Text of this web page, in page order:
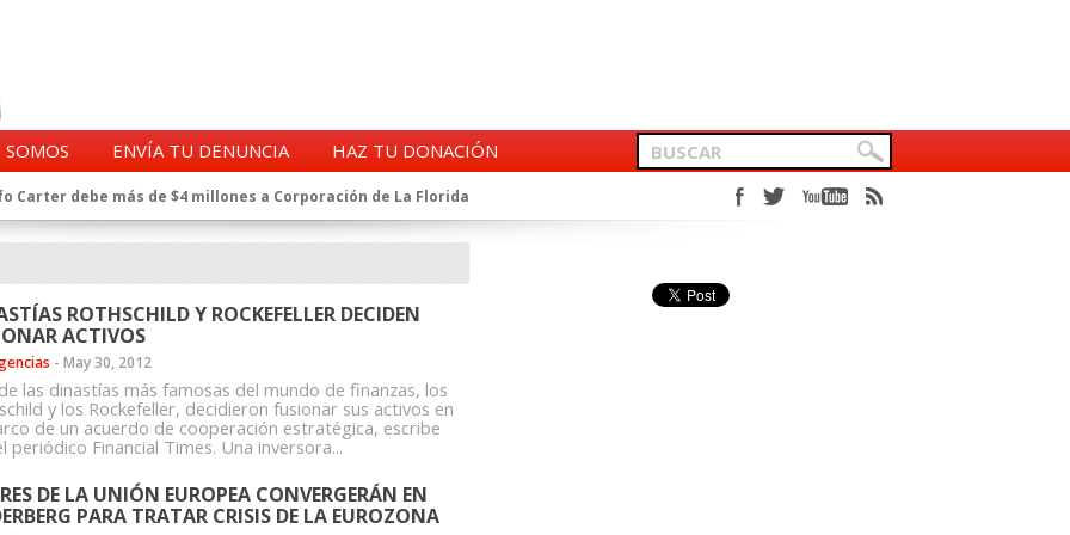
ENVÍA TU DENUNCIA
HAZ TU DONACIÓN
Carter debe más de $4 millones a Corporación de La Florida
de la CIA en Chile tras archivos desclasificados por Trump
exprefecto de Carabineros de Talca por supuesto fraude al
de Carabineros en el ajedrez del caso Huracán
imputado en caso Huracán, según chats en poder de la Fiscalía
vínculos con jueces del Grupo Arauco de Angelini
La denuncia que Carabineros ignoró
a Clínica Las Condes, vinculada al ministro Jaime Mañalich
de oficiales de la FACH recontratados por la DGAC
ROTHSCHILD Y ROCKEFELLER DECIDEN
ACTIVOS
- May 30, 2012
las dinastías más famosas del mundo de finanzas, los
y los Rockefeller, decidieron fusionar sus activos en
de un acuerdo de cooperación estratégica, escribe
periódico Financial Times. Una inversora...
DE LA UNIÓN EUROPEA CONVERGERÁN EN
PARA TRATAR CRISIS DE LA EUROZONA